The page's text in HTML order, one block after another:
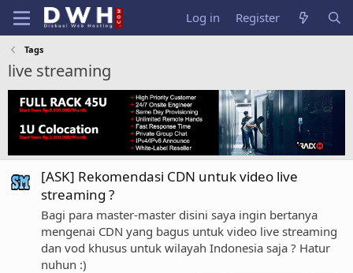
Log in Register
Tags
live streaming
[ASK] Rekomendasi CDN untuk video live
streaming ?
Bagi para master-master disini saya ingin bertanya
mengenai CDN yang bagus untuk video live streaming
dan vod khusus untuk wilayah Indonesia saja ? Hatur
nuhun :)